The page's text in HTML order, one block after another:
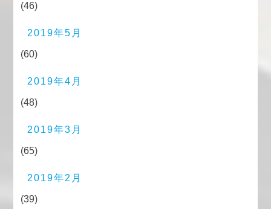
(46)
2019年5月
(60)
2019年4月
(48)
2019年3月
(65)
2019年2月
(39)